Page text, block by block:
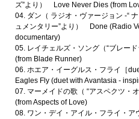
ズ”より） Love Never Dies (from
04. ダン（ ラジオ・ヴァージョン -“
ュメンタリー”より） Done (Radio
documentary)
05. レイチェルズ・ソング（“ブレー
(from Blade Runner)
06. ホエア・イーグルス・フライ［
Eagles Fly (duet with Avantasia -
07. マーメイドの歌（ “アスペクツ
(from Aspects of Love)
08. ワン・デイ・アイル・フライ・ア